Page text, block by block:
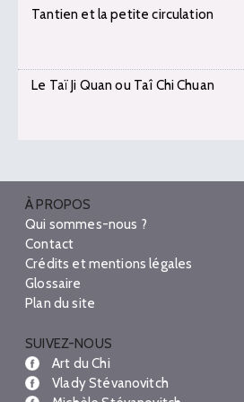
Tantien et la petite circulation
Le Taï Ji Quan ou Taî Chi Chuan
À PROPOS
Qui sommes-nous ?
Contact
Crédits et mentions légales
Glossaire
Plan du site
SUIVEZ-NOUS
Art du Chi
Vlady Stévanovitch